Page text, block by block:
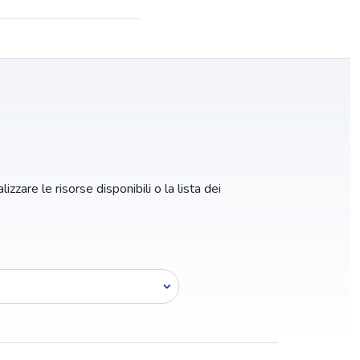
le risorse disponibili o la lista dei